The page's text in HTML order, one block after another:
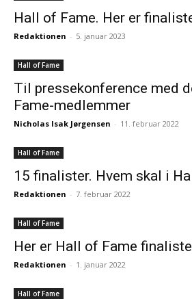
Hall of Fame. Her er
Redaktionen - 5. januar 2023
Hall of Fame
Til pressekonference med
Fame-medlemmer
Nicholas Isak Jørgensen - 11. februar 2022
Hall of Fame
15 finalister. Hvem skal i
Redaktionen - 7. februar 2022
Hall of Fame
Her er Hall of Fame
Redaktionen - 1. januar 2022
Hall of Fame